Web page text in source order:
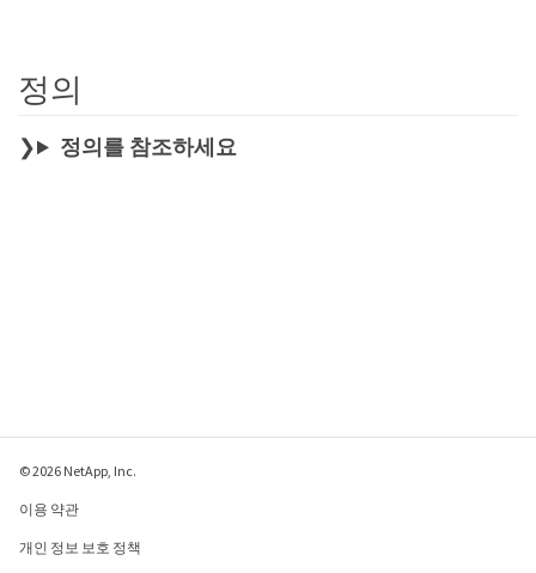
정의
정의를 참조하세요
© 2026 NetApp, Inc.
이용 약관
개인 정보 보호 정책